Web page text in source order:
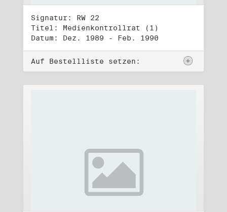
Signatur: RW 22
Titel: Medienkontrollrat (1)
Datum: Dez. 1989 - Feb. 1990
Auf Bestellliste setzen: